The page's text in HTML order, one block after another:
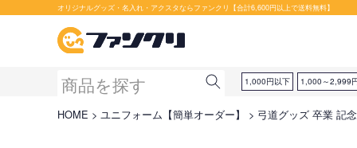
オリジナルグッズ・名入れ・アクスタならファンクリ【合計6,600円以上で送料無料】
1,000円以下 1,000～2,999
HOME ユニフォーム【簡単オーダー】 弓道グッズ 卒業 記